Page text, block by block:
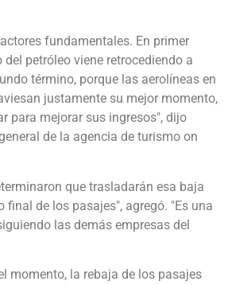
fundamentales. En primer
del petróleo viene retrocediendo a
término, porque las aerolíneas en
justamente su mejor momento,
para mejorar sus ingresos", dijo
de la agencia de turismo on
que trasladarán esa baja
final de los pasajes", agregó. "Es una
las demás empresas del
momento, la rebaja de los pasajes